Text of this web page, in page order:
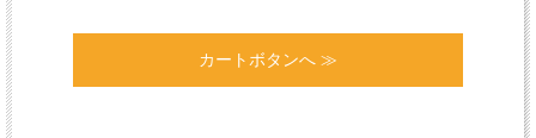
カートボタンへ ≫